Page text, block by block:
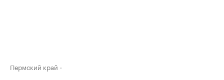
Пермский край